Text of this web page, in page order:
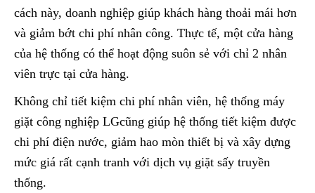
cách này, doanh nghiệp giúp khách hàng thoải mái hơn
và giảm bớt chi phí nhân công. Thực tế, một cửa hàng
của hệ thống có thể hoạt động suôn sẻ với chỉ 2 nhân
viên trực tại cửa hàng.
Không chỉ tiết kiệm chi phí nhân viên, hệ thống máy
giặt công nghiệp LGcũng giúp hệ thống tiết kiệm được
chi phí điện nước, giảm hao mòn thiết bị và xây dựng
mức giá rất cạnh tranh với dịch vụ giặt sấy truyền
thống.